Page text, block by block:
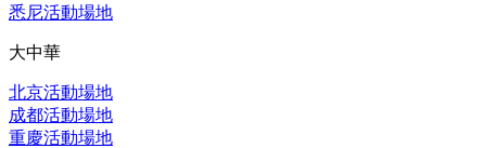
悉尼活動場地
大中華
北京活動場地
成都活動場地
重慶活動場地